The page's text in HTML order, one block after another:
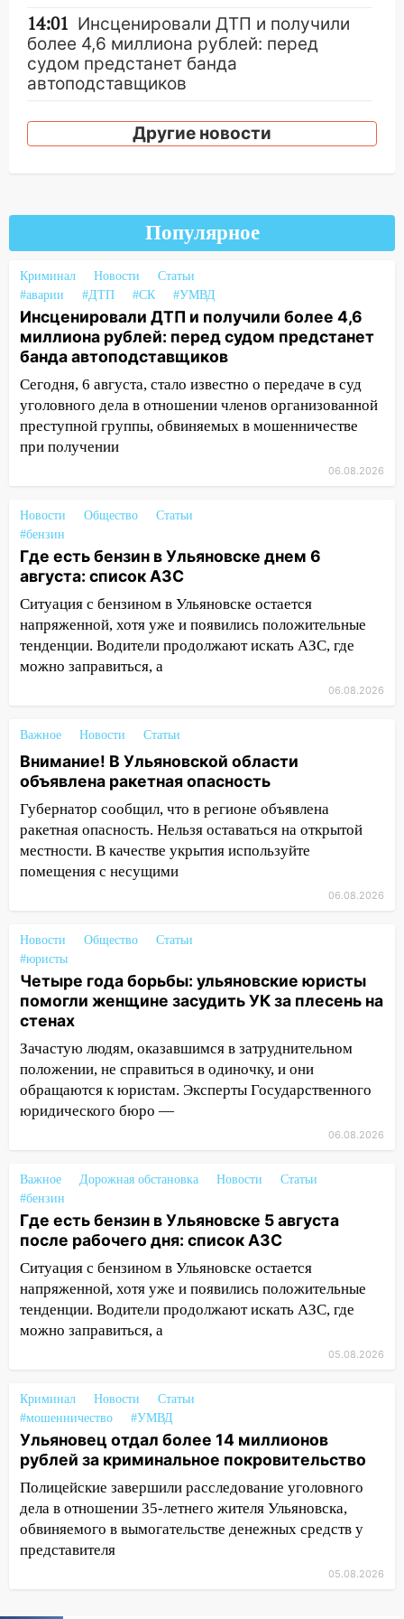
14:01 Инсценировали ДТП и получили
более 4,6 миллиона рублей: перед
судом предстанет банда
автоподставщиков
13:36 В Инзе произошел крупный пожар
13:00 В суде защитили репутацию
животными
Миллион на «льготниках»: в
провернул хитрую схему с чужими
проездными
12:10 Ульяновский алиментщик накопил
120 тысяч долга
11:49 Снят режим «Ракетная
опасность» на территории Ульяновской
области
11:30
Кабмин РФ разрешил до 1 июля
11:12
врезался в забор
10:27
Где есть бензин в Ульяновске
днем 6 августа: список АЗС
10:16 Внимание! В Ульяновской области
объявлена ракетная опасность
В Старомайнском районе утонул
09:50
застрял в тепловозе
09:44 Ульяновские спасатели помогли
юному велосипедисту на улице
Чернышевского
08:21 В Заволжском районе украли два
07:18
тридцатиградусная жара: какая будет
погода в четверг
06:00 Четыре года борьбы: ульяновские
юристы помогли женщине засудить УК
за плесень на стенах
05:00 Кому 6 августа звезды сулят
прибыль, а кому — испытания на
прочность
Соцсети: на проспекте Тюленева
ДТП с мотоциклистом
20:22 Мошенники обманули 92-летнюю
жительницу Ульяновской области
19:14 Житель Ульяновской области
подвез троих незнакомцев на трассе и
заработал уголовное дело
Прогноз погоды на 6 августа в
18:00
Мотофристайл, рок и силовой
экстрим: в Ульяновске пройдет
большой фестиваль «Наше время»
17:30
августа после рабочего дня: список АЗС
17:05 «Обыск» по видеосвязи: в
Ульяновске задержали 19-летнюю
Другие новости
Популярное
Криминал Новости
Статьи
#аварии
#ДТП #СК #УМВД
Инсценировали ДТП и получили более 4,6
миллиона рублей: перед судом предстанет
банда автоподставщиков
Сегодня, 6 августа, стало известно о передаче в суд
уголовного дела в отношении членов организованной
преступной группы, обвиняемых в мошенничестве
при получении
06.08.2026
Новости Общество
Статьи
#бензин
Где есть бензин в Ульяновске днем 6
августа: список АЗС
Ситуация с бензином в Ульяновске остается
напряженной, хотя уже и появились положительные
тенденции. Водители продолжают искать АЗС, где
можно заправиться, а
06.08.2026
Важное Новости Статьи
Внимание! В Ульяновской области
объявлена ракетная опасность
Губернатор сообщил, что в регионе объявлена
ракетная опасность. Нельзя оставаться на открытой
местности. В качестве укрытия используйте
помещения с несущими
06.08.2026
Новости Общество
Статьи
#юристы
Четыре года борьбы: ульяновские юристы
помогли женщине засудить УК за плесень на
стенах
Зачастую людям, оказавшимся в затруднительном
положении, не справиться в одиночку, и они
обращаются к юристам. Эксперты Государственного
юридического бюро —
06.08.2026
Важное Дорожная обстановка Новости
Статьи
#бензин
Где есть бензин в Ульяновске 5 августа
после рабочего дня: список АЗС
Ситуация с бензином в Ульяновске остается
напряженной, хотя уже и появились положительные
тенденции. Водители продолжают искать АЗС, где
можно заправиться, а
05.08.2026
Криминал Новости
Статьи
#мошенничество
#УМВД
Ульяновец отдал более 14 миллионов
рублей за криминальное покровительство
Полицейские завершили расследование уголовного
дела в отношении 35-летнего жителя Ульяновска,
обвиняемого в вымогательстве денежных средств у
представителя
05.08.2026